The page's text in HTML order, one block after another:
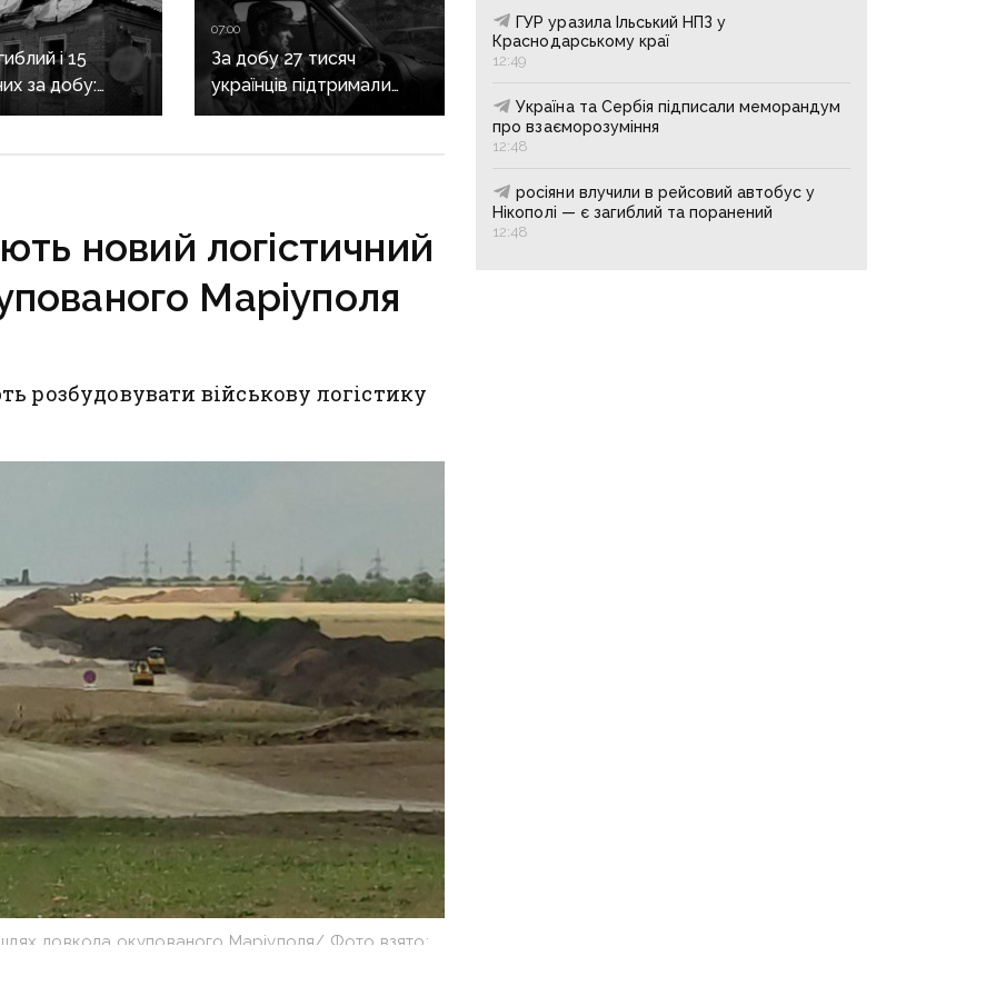
і 15
за добу:
07:00
За добу 27 тисяч
українців підтримали
петицію про присвоєння
новий логістичний
Маріуполя
розбудовувати військову логістику
довкола окупованого Маріуполя/ Фото взято:
ГУР уразила Ільський НПЗ у
Краснодарському краї
12:49
Україна та Сербія підписали меморандум
про взаєморозуміння
12:48
росіяни влучили в рейсовий автобус у
Нікополі — є загиблий та поранений
12:48